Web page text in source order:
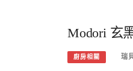
Modori 玄
廚房相關 瑞